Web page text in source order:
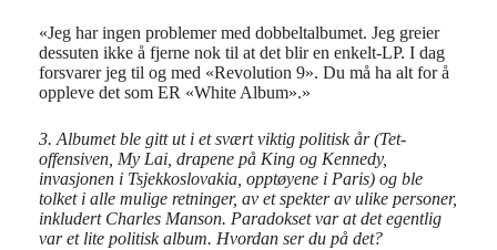
«Jeg har ingen problemer med dobbeltalbumet. Jeg greier
dessuten ikke å fjerne nok til at det blir en enkelt-LP. I dag
forsvarer jeg til og med «Revolution 9». Du må ha alt for å
oppleve det som ER «White Album».»
3. Albumet ble gitt ut i et svært viktig politisk år (Tet-
offensiven, My Lai, drapene på King og Kennedy,
invasjonen i Tsjekkoslovakia, opptøyene i Paris) og ble
tolket i alle mulige retninger, av et spekter av ulike personer,
inkludert Charles Manson. Paradokset var at det egentlig
var et lite politisk album. Hvordan ser du på det?